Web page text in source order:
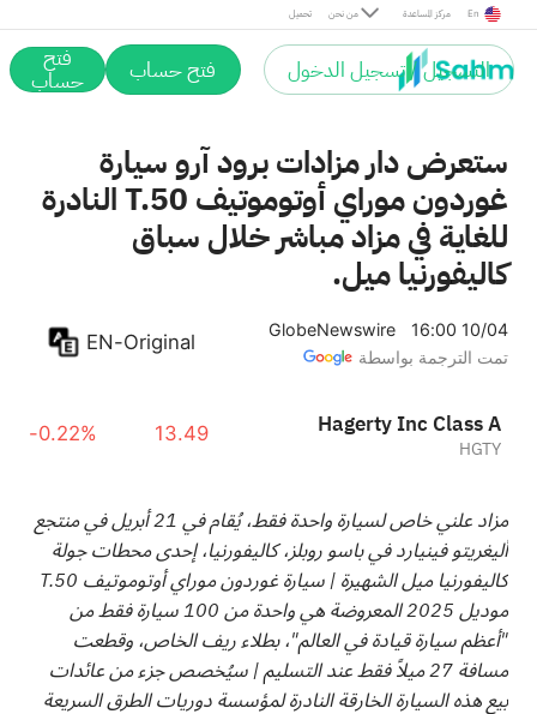
تحميل من نحن مركز المساعدة En
التسجيل / تسجيل الدخول فتح حساب فتح
حساب
ستعرض دار مزادات برود آرو سيارة
غوردون موراي أوتوموتيف T.50 النادرة
للغاية في مزاد مباشر خلال سباق
كاليفورنيا ميل.
GlobeNewswire
16:00 10/04
تمت الترجمة بواسطة
EN-Original
Hagerty Inc Class A
HGTY
13.49
-0.22%
مزاد علني خاص لسيارة واحدة فقط، يُقام في 21 أبريل في منتجع
أليغريتو فينيارد في باسو روبلز، كاليفورنيا، إحدى محطات جولة
كاليفورنيا ميل الشهيرة | سيارة غوردون موراي أوتوموتيف T.50
موديل 2025 المعروضة هي واحدة من 100 سيارة فقط من
"أعظم سيارة قيادة في العالم"، بطلاء ريف الخاص، وقطعت
مسافة 27 ميلاً فقط عند التسليم | سيُخصص جزء من عائدات
بيع هذه السيارة الخارقة النادرة لمؤسسة دوريات الطرق السريعة